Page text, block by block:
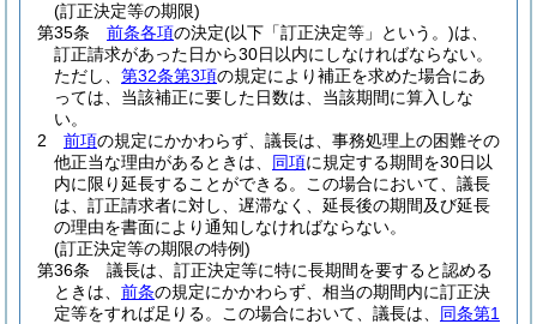
(訂正決定等の期限)
第35条
前条各項の決定(以下「訂正決定等」という。)は、
訂正請求があった日から30日以内にしなければならない。
ただし、 第32条第3項の規定により補正を求めた場合にあ
っては、当該補正に要した日数は、当該期間に算入しな
い。
2
前項の規定にかかわらず、議長は、事務処理上の困難その
他正当な理由があるときは、 同項に規定する期間を30日以
内に限り延長することができる。
この場合において、議長
は、訂正請求者に対し、遅滞なく、延長後の期間及び延長
の理由を書面により通知しなければならない。
(訂正決定等の期限の特例)
第36条
議長は、訂正決定等に特に長期間を要すると認める
ときは、 前条の規定にかかわらず、相当の期間内に訂正決
定等をすれば足りる。
この場合において、議長は、 同条第1